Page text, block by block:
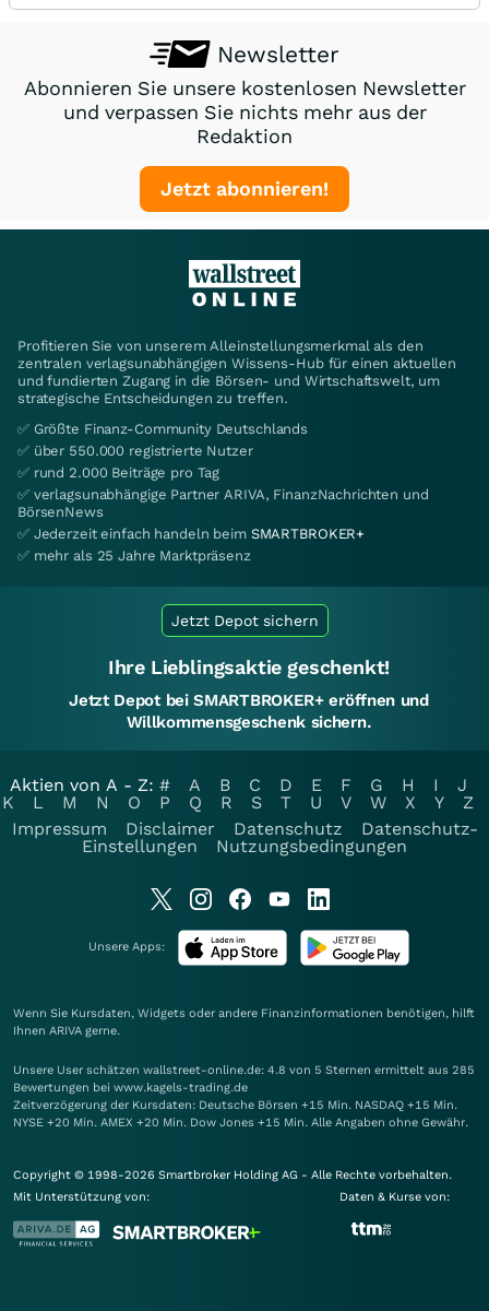
Newsletter
Abonnieren Sie unsere kostenlosen Newsletter
und verpassen Sie nichts mehr aus der
Redaktion
Jetzt abonnieren!
Profitieren Sie von unserem Alleinstellungsmerkmal als den
zentralen verlagsunabhängigen Wissens-Hub für einen aktuellen
und fundierten Zugang in die Börsen- und Wirtschaftswelt, um
strategische Entscheidungen zu treffen.
✅ Größte Finanz-Community Deutschlands
✅ über 550.000 registrierte Nutzer
✅ rund 2.000 Beiträge pro Tag
✅ verlagsunabhängige Partner ARIVA, FinanzNachrichten und
BörsenNews
✅ Jederzeit einfach handeln beim SMARTBROKER+
✅ mehr als 25 Jahre Marktpräsenz
Jetzt Depot sichern
Ihre Lieblingsaktie geschenkt!
Jetzt Depot bei SMARTBROKER+ eröffnen und
Willkommensgeschenk sichern.
Aktien von A - Z: # A B C D E F G H I
J
K
L M N O P Q R S T U V W X Y
Z
Impressum
Disclaimer Datenschutz
Datenschutz-
Einstellungen
Nutzungsbedingungen
Unsere Apps:
Wenn Sie Kursdaten, Widgets oder andere Finanzinformationen benötigen, hilft
Ihnen ARIVA gerne.
Unsere User schätzen wallstreet-online.de: 4.8 von 5 Sternen ermittelt aus 285
Bewertungen bei www.kagels-trading.de
Zeitverzögerung der Kursdaten: Deutsche Börsen +15 Min. NASDAQ +15 Min.
NYSE +20 Min. AMEX +20 Min. Dow Jones +15 Min. Alle Angaben ohne Gewähr.
Copyright © 1998-2026 Smartbroker Holding AG - Alle Rechte vorbehalten.
Mit Unterstützung von:
Daten & Kurse von: